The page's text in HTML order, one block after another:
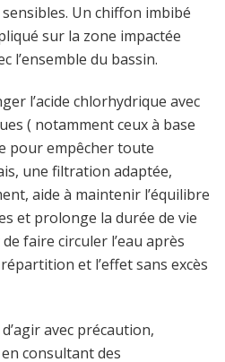
Un chiffon imbibé
sur la zone impactée
l’ensemble du bassin.
l’acide chlorhydrique avec
( notamment ceux à base
pour empêcher toute
une filtration adaptée,
aide à maintenir l’équilibre
et prolonge la durée de vie
faire circuler l’eau après
et l’effet sans excès
avec précaution,
consultant des